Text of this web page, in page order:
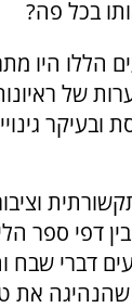
בכל פה?
הללו היו
שעות סוערות של
ובעיקר
דפי ספר
דברי שבח